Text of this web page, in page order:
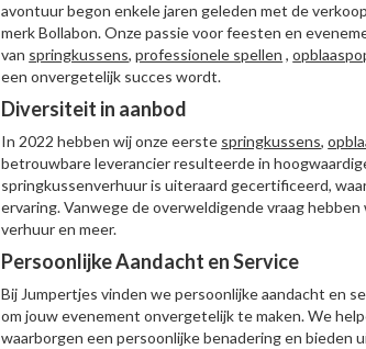
avontuur begon enkele jaren geleden met de
merk Bollabon. Onze passie voor feesten en
van springkussens,professionele spellen ,
een onvergetelijk succes wordt.
Diversiteit in aanbod
In 2022 hebben wij onze eerste springkussens,
betrouwbare leverancier resulteerde in
springkussenverhuur is uiteraard gecertificeerd,
ervaring. Vanwege de overweldigende vraag
verhuur en meer.
Persoonlijke Aandacht en Service
Bij Jumpertjes vinden we persoonlijke aandacht en
om jouw evenement onvergetelijk te maken. We
waarborgen een persoonlijke benadering en